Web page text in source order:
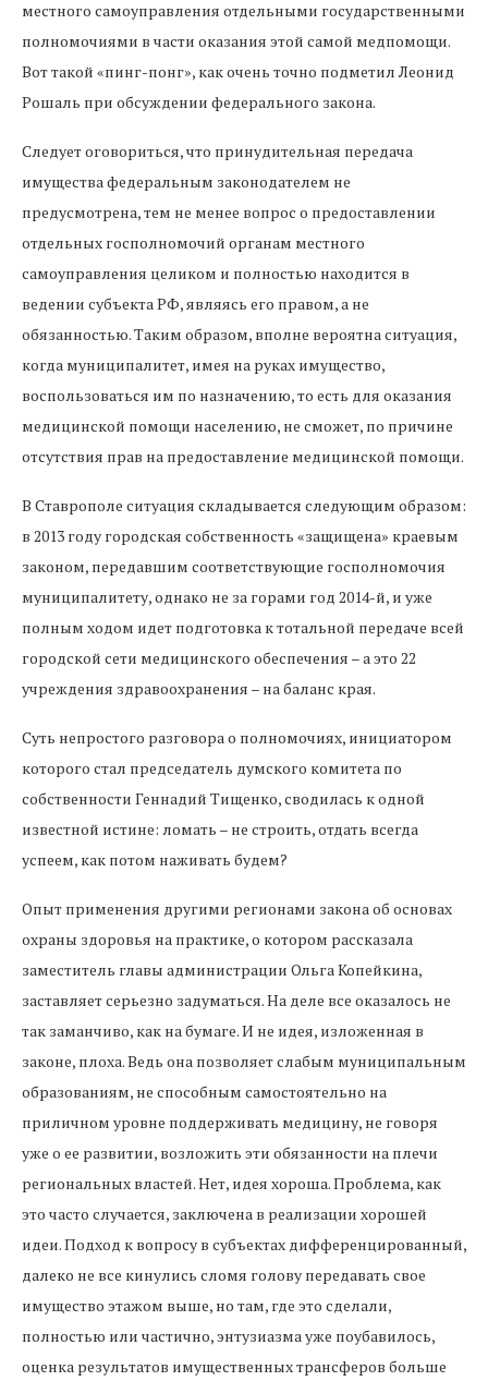
местного самоуправления отдельными государственными
полномочиями в части оказания этой самой медпомощи.
Вот такой «пинг-понг», как очень точно подметил Леонид
Рошаль при обсуждении федерального закона.
Следует оговориться, что принудительная передача
имущества федеральным законодателем не
предусмотрена, тем не менее вопрос о предоставлении
отдельных госполномочий органам местного
самоуправления целиком и полностью находится в
ведении субъекта РФ, являясь его правом, а не
обязанностью. Таким образом, вполне вероятна ситуация,
когда муниципалитет, имея на руках имущество,
воспользоваться им по назначению, то есть для оказания
медицинской помощи населению, не сможет, по причине
отсутствия прав на предоставление медицинской помощи.
В Ставрополе ситуация складывается следующим образом:
в 2013 году городская собственность «защищена» краевым
законом, передавшим соответствующие госполномочия
муниципалитету, однако не за горами год 2014-й, и уже
полным ходом идет подготовка к тотальной передаче всей
городской сети медицинского обеспечения – а это 22
учреждения здравоохранения – на баланс края.
Суть непростого разговора о полномочиях, инициатором
которого стал председатель думского комитета по
собственности Геннадий Тищенко, сводилась к одной
известной истине: ломать – не строить, отдать всегда
успеем, как потом наживать будем?
Опыт применения другими регионами закона об основах
охраны здоровья на практике, о котором рассказала
заместитель главы администрации Ольга Копейкина,
заставляет серьезно задуматься. На деле все оказалось не
так заманчиво, как на бумаге. И не идея, изложенная в
законе, плоха. Ведь она позволяет слабым муниципальным
образованиям, не способным самостоятельно на
приличном уровне поддерживать медицину, не говоря
уже о ее развитии, возложить эти обязанности на плечи
региональных властей. Нет, идея хороша. Проблема, как
это часто случается, заключена в реализации хорошей
идеи. Подход к вопросу в субъектах дифференцированный,
далеко не все кинулись сломя голову передавать свое
имущество этажом выше, но там, где это сделали,
полностью или частично, энтузиазма уже поубавилось,
оценка результатов имущественных трансферов больше